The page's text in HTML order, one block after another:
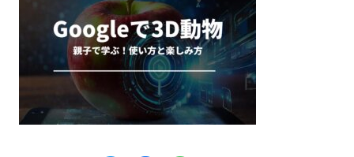
よくあるご質問
お知らせ
ブログ